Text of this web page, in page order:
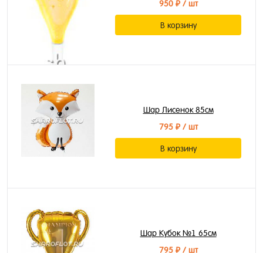
950 ₽/ шт
В корзину
Шар Лисенок 85см
795 ₽/ шт
В корзину
Шар Кубок №1 65см
795 ₽/ шт